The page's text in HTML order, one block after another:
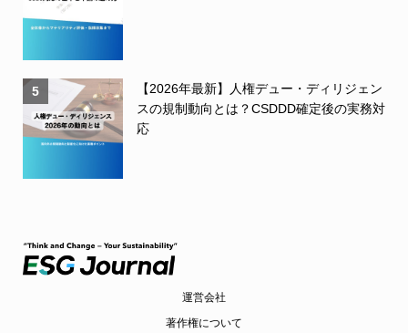
5
【2026年最新】人権デュー・ディリジェン
スの規制動向とは？CSDDD確定後の実務対
応
運営会社
著作権について